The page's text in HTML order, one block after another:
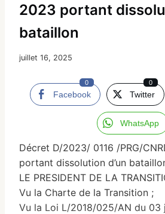
2023 portant
bataillon
juillet 16, 2025
Facebook
0
Twitter
0
WhatsApp
Décret D/2023/ 0116 /PRG/
portant dissolution d’un
LE PRESIDENT DE LA
Vu la Charte de la Transition ;
Vu la Loi L/2018/025/AN du 03